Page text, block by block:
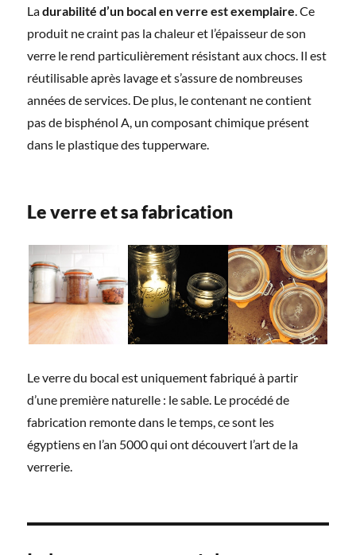
Ladurabilité d’un bocal en verre est exemplaire. Ce
produit ne craint pas la chaleur et l’épaisseur de son
verre le rend particulièrement résistant aux chocs. Il est
réutilisable après lavage et s’assure de nombreuses
années de services. De plus, le contenant ne contient
pas de bisphénol A, un composant chimique présent
dans le plastique des tupperware.
Le verre et sa fabrication
Le verre du bocal est uniquement fabriqué à partir
d’une première naturelle : le sable. Le procédé de
fabrication remonte dans le temps, ce sont les
égyptiens en l’an 5000 qui ont découvert l’art de la
verrerie.